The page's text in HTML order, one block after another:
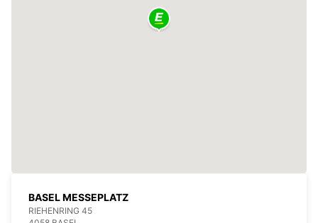
BASEL MESSEPLATZ
RIEHENRING 45